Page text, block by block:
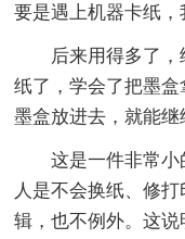
要是遇上机器卡纸，
后来用得多了，
纸了，学会了把墨
墨盒放进去，就能继
这是一件非常小
人是不会换纸、修
辑，也不例外。这